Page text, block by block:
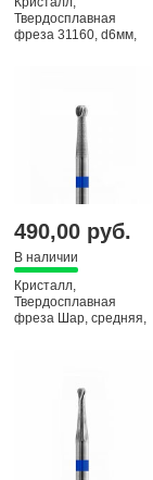
Твердосплавная
фреза 31160, d6мм,
490,00 руб.
В наличии
Кристалл,
Твердосплавная
фреза Шар, средняя,